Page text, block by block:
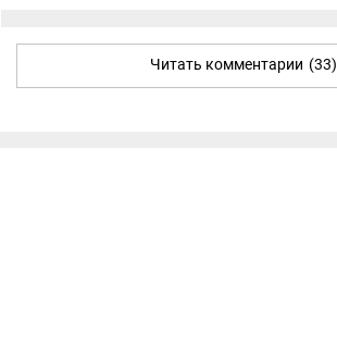
Читать комментарии (33)